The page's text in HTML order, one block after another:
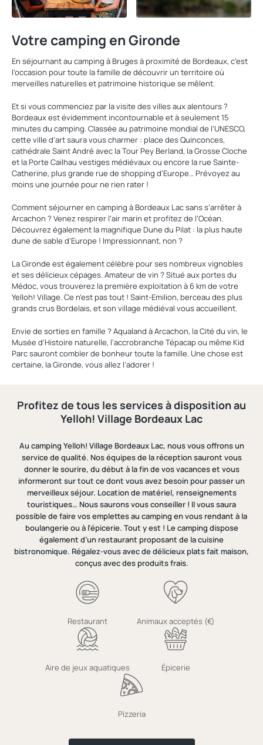
Votre camping en Gironde
En séjournant au camping à Bruges à proximité de Bordeaux, c’est
l’occasion pour toute la famille de découvrir un territoire où
merveilles naturelles et patrimoine historique se mêlent.
Et si vous commenciez par la visite des villes aux alentours ?
Bordeaux est évidemment incontournable et à seulement 15
minutes du camping. Classée au patrimoine mondial de l’UNESCO,
cette ville d’art saura vous charmer : place des Quinconces,
cathédrale Saint André avec la Tour Pey Berland, la Grosse Cloche
et la Porte Cailhau vestiges médiévaux ou encore la rue Sainte-
Catherine, plus grande rue de shopping d’Europe… Prévoyez au
moins une journée pour ne rien rater !
Comment séjourner en camping à Bordeaux Lac sans s’arrêter à
Arcachon ? Venez respirer l’air marin et profitez de l’Océan.
Découvrez également la magnifique Dune du Pilat : la plus haute
dune de sable d’Europe ! Impressionnant, non ?
La Gironde est également célèbre pour ses nombreux vignobles
et ses délicieux cépages. Amateur de vin ? Situé aux portes du
Médoc, vous trouverez la première exploitation à 6 km de votre
Yelloh! Village. Ce n’est pas tout ! Saint-Emilion, berceau des plus
grands crus Bordelais, et son village médiéval vous accueillent.
Envie de sorties en famille ? Aqualand à Arcachon, la Cité du vin, le
Musée d’Histoire naturelle, l’accrobranche Tépacap ou même Kid
Parc sauront combler de bonheur toute la famille. Une chose est
certaine, la Gironde, vous allez l’adorer !
Profitez de tous les services à disposition au
Yelloh! Village Bordeaux Lac
Au camping Yelloh! Village Bordeaux Lac, nous vous offrons un
service de qualité. Nos équipes de la réception sauront vous
donner le sourire, du début à la fin de vos vacances et vous
informeront sur tout ce dont vous avez besoin pour passer un
merveilleux séjour. Location de matériel, renseignements
touristiques… Nous saurons vous conseiller ! Il vous saura
possible de faire vos emplettes au camping en vous rendant à la
boulangerie ou à l’épicerie. Tout y est ! Le camping dispose
également d’un restaurant proposant de la cuisine
bistronomique. Régalez-vous avec de délicieux plats fait maison,
conçus avec des produits frais.
Restaurant Animaux acceptés (€)
Aire de jeux aquatiques Épicerie
Pizzeria